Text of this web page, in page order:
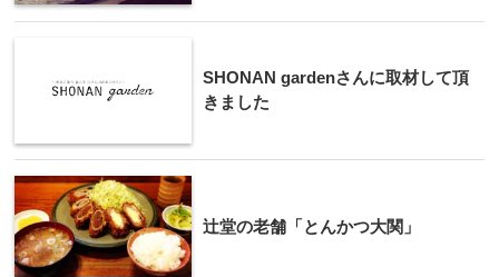
SHONAN gardenさんに取材して頂
きました
辻堂の老舗「とんかつ大関」